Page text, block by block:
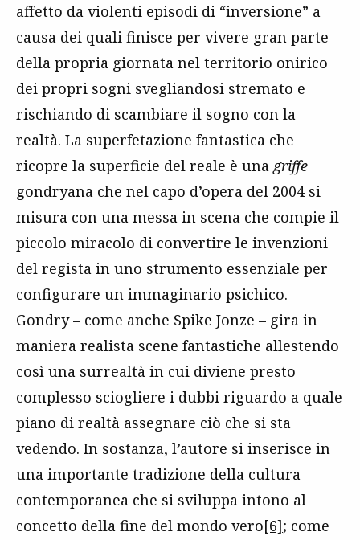
affetto da violenti episodi di “inversione” a
causa dei quali finisce per vivere gran parte
della propria giornata nel territorio onirico
dei propri sogni svegliandosi stremato e
rischiando di scambiare il sogno con la
realtà. La superfetazione fantastica che
ricopre la superficie del reale è una griffe
gondryana che nel capo d’opera del 2004 si
misura con una messa in scena che compie il
piccolo miracolo di convertire le invenzioni
del regista in uno strumento essenziale per
configurare un immaginario psichico.
Gondry – come anche Spike Jonze – gira in
maniera realista scene fantastiche allestendo
così una surrealtà in cui diviene presto
complesso sciogliere i dubbi riguardo a quale
piano di realtà assegnare ciò che si sta
vedendo. In sostanza, l’autore si inserisce in
una importante tradizione della cultura
contemporanea che si sviluppa intono al
concetto della fine del mondo vero[6]; come